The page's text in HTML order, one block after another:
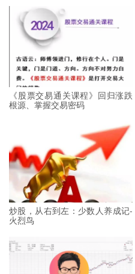
《股票交易通关课程》回归涨跌
根源、掌握交易密码
炒股，从右到左：少数人养成记-
火烈鸟